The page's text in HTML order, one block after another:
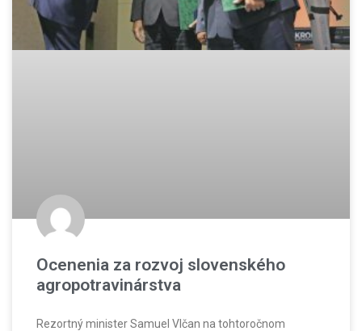
Ocenenia za rozvoj slovenského
agropotravinárstva
Rezortný minister Samuel Vlčan na tohtoročnom